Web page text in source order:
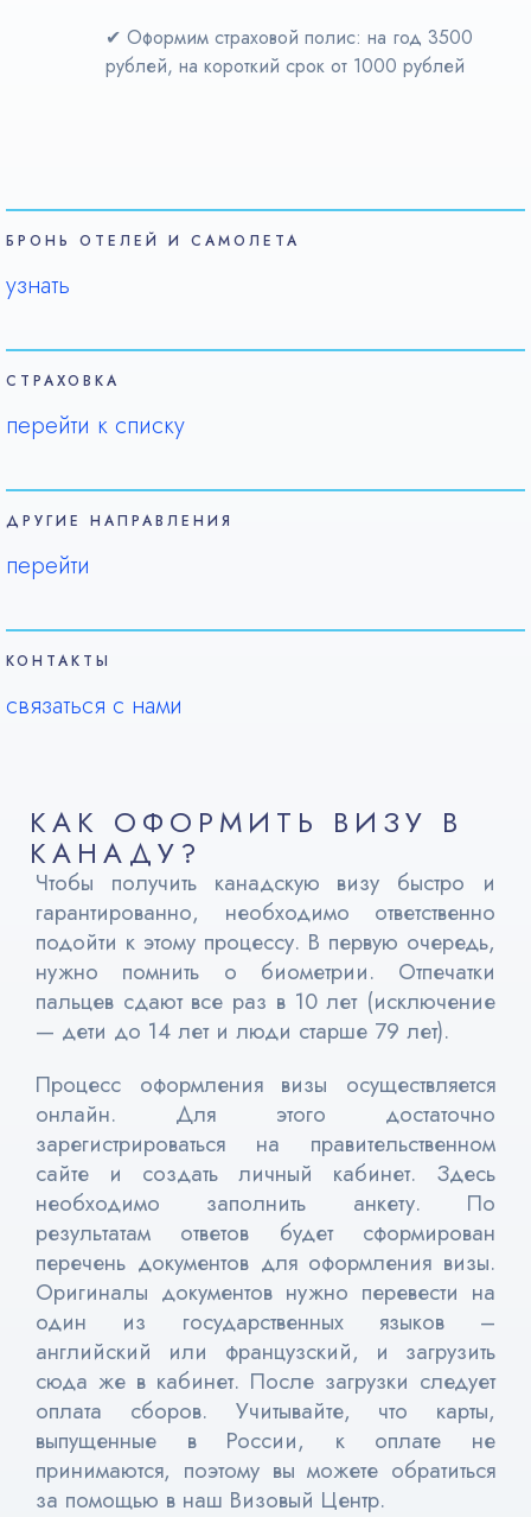
✔ Оформим страховой полис: на год 3500
рублей, на короткий срок от 1000 рублей
БРОНЬ ОТЕЛЕЙ И САМОЛЕТА
узнать
СТРАХОВКА
перейти к списку
ДРУГИЕ НАПРАВЛЕНИЯ
перейти
КОНТАКТЫ
связаться с нами
КАК ОФОРМИТЬ ВИЗУ В
КАНАДУ?
Чтобы получить канадскую визу быстро и
гарантированно, необходимо ответственно
подойти к этому процессу. В первую очередь,
нужно помнить о биометрии. Отпечатки
пальцев сдают все раз в 10 лет (исключение
— дети до 14 лет и люди старше 79 лет).
Процесс оформления визы осуществляется
онлайн. Для этого достаточно
зарегистрироваться на правительственном
сайте и создать личный кабинет. Здесь
необходимо заполнить анкету. По
результатам ответов будет сформирован
перечень документов для оформления визы.
Оригиналы документов нужно перевести на
один из государственных языков –
английский или французский, и загрузить
сюда же в кабинет. После загрузки следует
оплата сборов. Учитывайте, что карты,
выпущенные в России, к оплате не
принимаются, поэтому вы можете обратиться
за помощью в наш Визовый Центр.